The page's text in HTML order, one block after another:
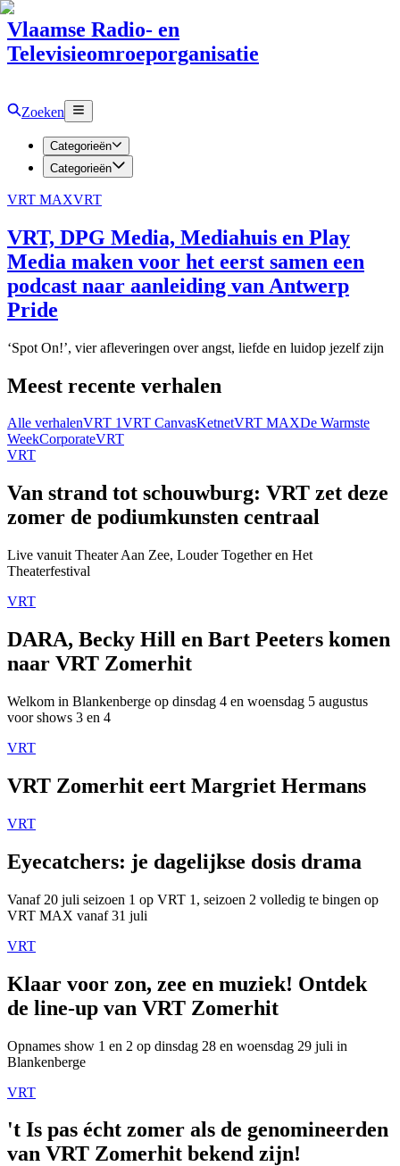
Vlaamse Radio- en
Televisieomroeporganisatie
Zoeken
Categorieën
Categorieën
VRT MAXVRT
VRT, DPG Media, Mediahuis en Play
Media maken voor het eerst samen een
podcast naar aanleiding van Antwerp
Pride
‘Spot On!’, vier afleveringen over angst, liefde en luidop jezelf zijn
Meest recente verhalen
Alle verhalenVRT 1VRT CanvasKetnetVRT MAXDe Warmste
WeekCorporateVRT
VRT
Van strand tot schouwburg: VRT zet deze
zomer de podiumkunsten centraal
Live vanuit Theater Aan Zee, Louder Together en Het
Theaterfestival
VRT
DARA, Becky Hill en Bart Peeters komen
naar VRT Zomerhit
Welkom in Blankenberge op dinsdag 4 en woensdag 5 augustus
voor shows 3 en 4
VRT
VRT Zomerhit eert Margriet Hermans
VRT
Eyecatchers: je dagelijkse dosis drama
Vanaf 20 juli seizoen 1 op VRT 1, seizoen 2 volledig te bingen op
VRT MAX vanaf 31 juli
VRT
Klaar voor zon, zee en muziek! Ontdek
de line-up van VRT Zomerhit
Opnames show 1 en 2 op dinsdag 28 en woensdag 29 juli in
Blankenberge
VRT
't Is pas écht zomer als de genomineerden
van VRT Zomerhit bekend zijn!